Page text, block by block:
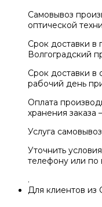
Самовывоз
оптической
Срок доставки в
Волгоградский
Срок доставки в
рабочий день
Оплата
хранения заказа
Услуга
Уточнить
телефону или по
.
Для клиентов из